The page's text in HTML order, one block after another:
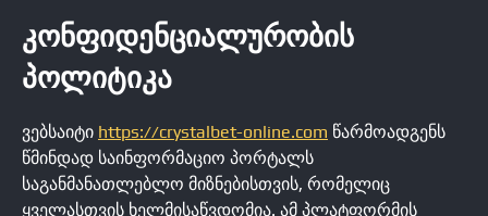
ᲙᲝᲜᲤᲘᲓᲔᲜᲪᲘᲐᲚᲣᲠᲝᲑᲘᲡ
ᲞᲝᲚᲘᲢᲘᲙᲐ
ვებსაიტი https://crystalbet-online.com წარმოადგენს
წმინდად საინფორმაციო პორტალს
საგანმანათლებლო მიზნებისთვის, რომელიც
ყველასთვის ხელმისაწვდომია. ამ პლატფორმის